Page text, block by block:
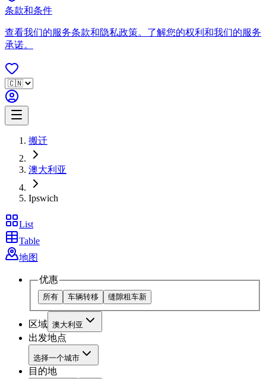
条款和条件
查看我们的服务条款和隐私政策。了解您的权利和我们的服务
承诺。
搬迁
澳大利亚
Ipswich
List
Table
地图
优惠
所有 车辆转移 缝隙租车新
区域 澳大利亚
出发地点
选择一个城市
目的地